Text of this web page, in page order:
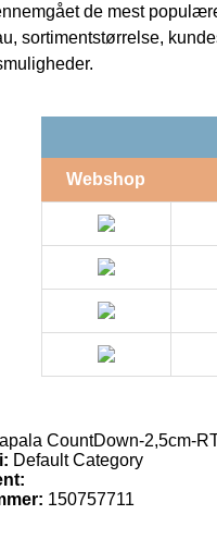
de mest
sortimentstørrelse,
Webshop
CountDown-2,5cm-
Default Category
150757711